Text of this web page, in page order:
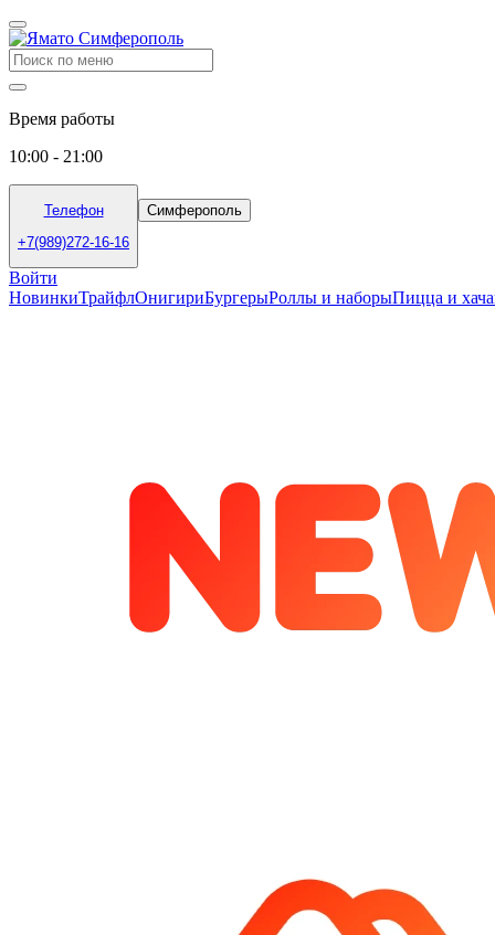
Время работы
10:00 - 21:00
Телефон
+7(989)272-16-16
Симферополь
Войти
НовинкиТрайфлОнигириБургерыРоллы и наборыПицца и